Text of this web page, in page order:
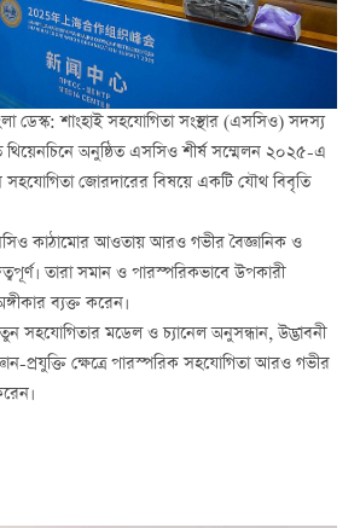
ডেস্ক: শাংহাই সহযোগিতা সংস্থার (এসসিও) সদস্য
থিয়েনচিনে অনুষ্ঠিত এসসিও শীর্ষ সম্মেলন ২০২৫-এ
সহযোগিতা জোরদারের বিষয়ে একটি যৌথ বিবৃতি
কাঠামোর আওতায় আরও গভীর বৈজ্ঞানিক ও
তারা সমান ও পারস্পরিকভাবে উপকারী
ব্যক্ত করেন।
সহযোগিতার মডেল ও চ্যানেল অনুসন্ধান, উদ্ভাবনী
প্রযুক্তি ক্ষেত্রে পারস্পরিক সহযোগিতা আরও গভীর